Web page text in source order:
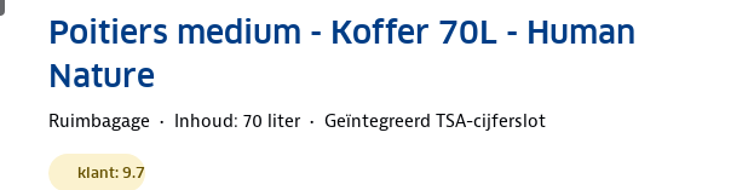
Poitiers medium - Koffer 70L - Human
Nature
Ruimbagage Inhoud: 70 liter Geïntegreerd TSA-cijferslot
klant: 9.7